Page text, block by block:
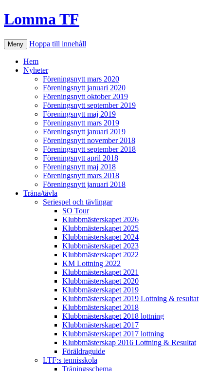
Lomma TF
Meny Hoppa till innehåll
Hem
Nyheter
Föreningsnytt mars 2020
Föreningsnytt januari 2020
Föreningsnytt oktober 2019
Föreningsnytt september 2019
Föreningsnytt maj 2019
Föreningsnytt mars 2019
Föreningsnytt januari 2019
Föreningsnytt november 2018
Föreningsnytt september 2018
Föreningsnytt april 2018
Föreningsnytt maj 2018
Föreningsnytt mars 2018
Föreningsnytt januari 2018
Träna/tävla
Seriespel och tävlingar
SO Tour
Klubbmästerskapet 2026
Klubbmästerskapet 2025
Klubbmästerskapet 2024
Klubbmästerskapet 2023
Klubbmästerskapet 2022
KM Lottning 2022
Klubbmästerskapet 2021
Klubbmästerskapet 2020
Klubbmästerskapet 2019
Klubbmästerskapet 2019 Lottning & resultat
Klubbmästerskapet 2018
Klubbmästerskapet 2018 lottning
Klubbmästerskapet 2017
Klubbmästerskapet 2017 lottning
Klubbmästerskap 2016 Lottning & Resultat
Föräldraguide
LTF:s tennisskola
Träningsschema